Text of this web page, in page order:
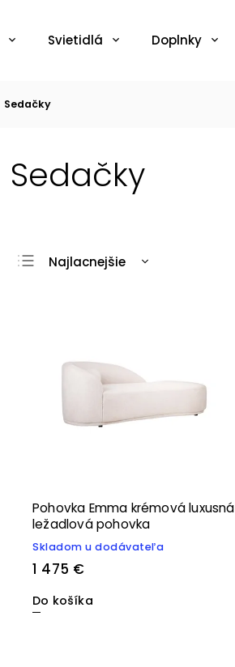
Svietidlá Doplnky
Sedačky
Sedačky
Najlacnejšie
Pohovka Emma krémová luxusná
ležadlová pohovka
Skladom u dodávateľa
1 475 €
Do košíka